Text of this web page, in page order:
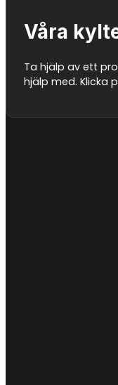
Våra
Ta hjälp av ett
hjälp med. Klicka